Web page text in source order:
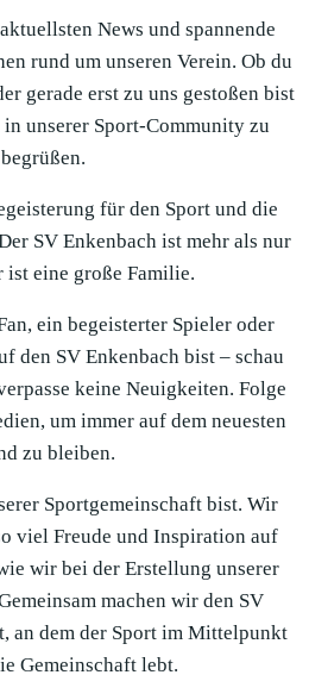
News und spannende
rund um unseren Verein. Ob du
gerade erst zu uns gestoßen bist
unserer Sport-Community zu
begrüßen.
für den Sport und die
SV Enkenbach ist mehr als nur
ist eine große Familie.
ein begeisterter Spieler oder
den SV Enkenbach bist – schau
keine Neuigkeiten. Folge
um immer auf dem neuesten
zu bleiben.
Sportgemeinschaft bist. Wir
viel Freude und Inspiration auf
wir bei der Erstellung unserer
machen wir den SV
an dem der Sport im Mittelpunkt
Gemeinschaft lebt.